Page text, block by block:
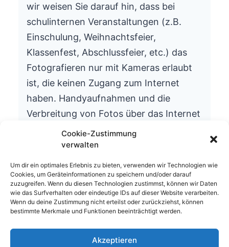
Cookie-Zustimmung
verwalten
Um dir ein optimales Erlebnis zu bieten, verwenden wir Technologien wie
Cookies, um Geräteinformationen zu speichern und/oder darauf
zuzugreifen. Wenn du diesen Technologien zustimmst, können wir Daten
wie das Surfverhalten oder eindeutige IDs auf dieser Website verarbeiten.
Wenn du deine Zustimmung nicht erteilst oder zurückziehst, können
bestimmte Merkmale und Funktionen beeinträchtigt werden.
Akzeptieren
wir weisen Sie darauf hin, dass bei
schulinternen Veranstaltungen (z.B.
Einschulung, Weihnachtsfeier,
Klassenfest, Abschlussfeier, etc.) das
Fotografieren nur mit Kameras erlaubt
ist, die keinen Zugang zum Internet
haben. Handyaufnahmen und die
Verbreitung von Fotos über das Internet
ist aus datenschutzrechtlichen Gründen
nicht gestattet.
Wir bitten um Ihr Verständnis.
Die Schulleitung